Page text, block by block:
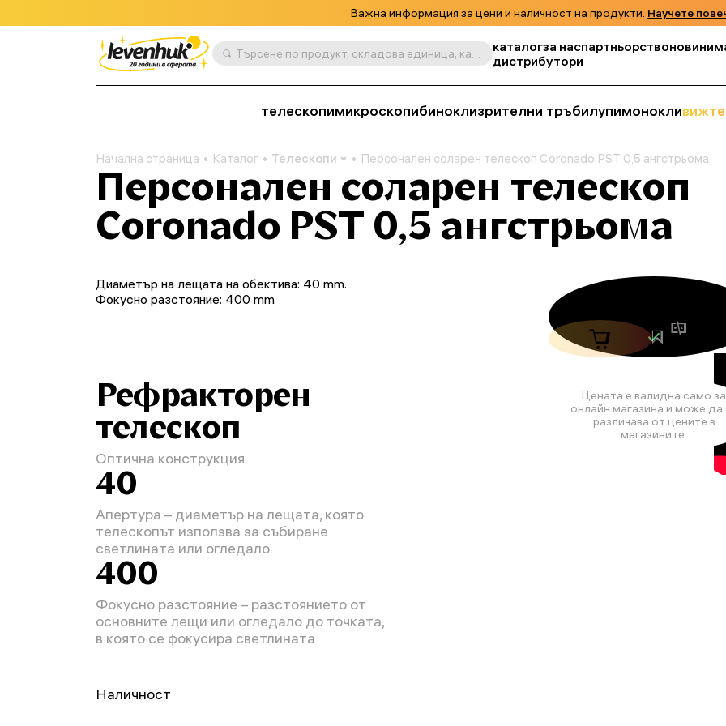
Важна информация за цени и наличност на продукти. Научете
Търсене по продукт, складова единица, категория и т.н. каталогза наспартньорствоновини
дистрибутори
телескопимикроскопибиноклизрителни тръбилупимонокли
Начална страница Каталог Телескопи Персонален соларен телескоп Coronado PST 0,5 ангстрьома
Персонален соларен телескоп
Coronado PST 0,5 ангстрьома
Цената е валидна само за
онлайн магазина и може да
различава от цените в
магазините.
Диаметър на лещата на обектива: 40 mm.
Фокусно разстояние: 400 mm
Рефракторен
телескоп
Оптична конструкция
40
Апертура – диаметър на лещата, която
телескопът използва за събиране
светлината или огледало
400
Фокусно разстояние – разстоянието от
основните лещи или огледало до точката,
в която се фокусира светлината
Наличност